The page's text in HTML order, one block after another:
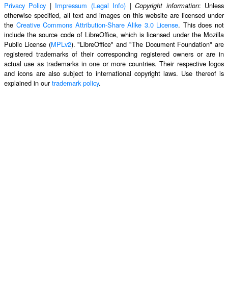
Privacy Policy | Impressum (Legal Info) |Copyright information: Unless
otherwise specified, all text and images on this website are licensed under
the Creative Commons Attribution-Share Alike 3.0 License. This does not
include the source code of LibreOffice, which is licensed under the Mozilla
Public License (MPLv2). "LibreOffice" and "The Document Foundation" are
registered trademarks of their corresponding registered owners or are in
actual use as trademarks in one or more countries. Their respective logos
and icons are also subject to international copyright laws. Use thereof is
explained in ourtrademark policy.